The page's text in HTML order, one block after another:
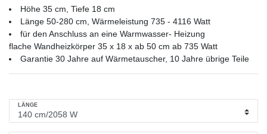
Höhe 35 cm, Tiefe 18 cm
Länge 50-280 cm, Wärmeleistung 735 - 4116 Watt
für den Anschluss an eine Warmwasser- Heizung
flache Wandheizkörper 35 x 18 x ab 50 cm ab 735 Watt
Garantie 30 Jahre auf Wärmetauscher, 10 Jahre übrige Teile
LÄNGE